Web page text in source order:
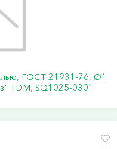
ГОСТ 21931-76, Ø1
TDM, SQ1025-0301